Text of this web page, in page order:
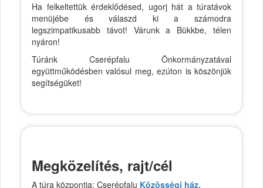
Ha felkeltettük érdeklődésed, ugorj hát a túratávok
menüjébe és válaszd ki a számodra
legszimpatikusabb távot! Várunk a Bükkbe, télen
nyáron!
Túránk Cserépfalu Önkormányzatával
együttműködésben valósul meg, ezúton is köszönjük
segítségüket!
Megközelítés, rajt/cél
A túra központja: Cserépfalu Közösségi ház.